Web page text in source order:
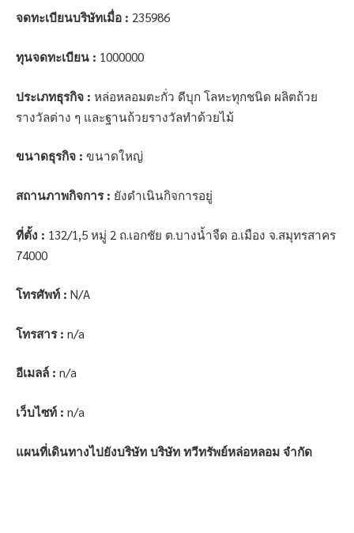
จดทะเบียนบริษัทเมื่อ : 235986
ทุนจดทะเบียน : 1000000
ประเภทธุรกิจ : หล่อหลอมตะกั่ว ดีบุก โลหะทุกชนิด ผลิตถ้วย
รางวัลต่าง ๆ และฐานถ้วยรางวัลทำด้วยไม้
ขนาดธุรกิจ : ขนาดใหญ่
สถานภาพกิจการ : ยังดำเนินกิจการอยู่
ที่ตั้ง : 132/1,5 หมู่ 2 ถ.เอกชัย ต.บางน้ำจืด อ.เมือง จ.สมุทรสาคร
74000
โทรศัพท์ : N/A
โทรสาร : n/a
อีเมลล์ : n/a
เว็บไซท์ : n/a
แผนที่เดินทางไปยังบริษัท บริษัท ทวีทรัพย์หล่อหลอม จำกัด